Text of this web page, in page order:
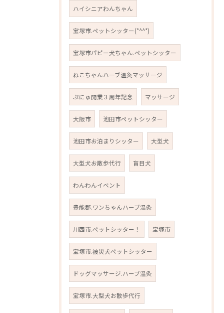
ハイシニアわんちゃん
宝塚市.ペットシッター(*^^*)
宝塚市パピー犬ちゃん.ペットシッター
ねこちゃんハーブ温灸マッサージ
ぷにゅ開業３周年記念 マッサージ
大阪市 池田市ペットシッター
池田市お泊まりシッター 大型犬
大型犬お散歩代行 盲目犬
わんわんイベント
豊能郡.ワンちゃんハーブ温灸
川西市.ペットシッター！ 宝塚市
宝塚市.被災犬ペットシッター
ドッグマッサージ.ハーブ温灸
宝塚市.大型犬お散歩代行